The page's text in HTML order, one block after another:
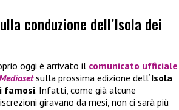
conduzione dell’Isola dei
oggi è arrivato il comunicato ufficiale
sulla prossima edizione dell‘Isola
famosi. Infatti, come già alcune
giravano da mesi, non ci sarà più